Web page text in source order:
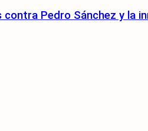
Pedro Sánchez y la